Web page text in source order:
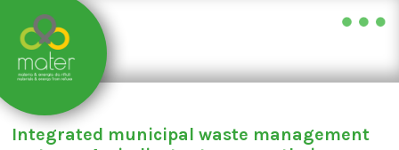
Skip
content
Integrated municipal waste management